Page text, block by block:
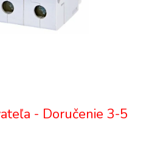
- Doručenie 3-5